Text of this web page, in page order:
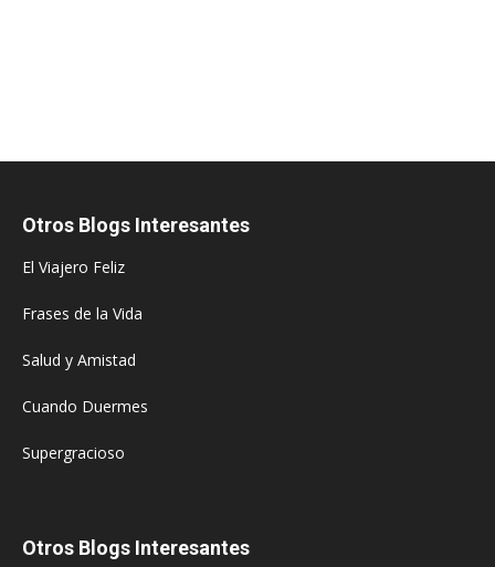
Otros Blogs Interesantes
El Viajero Feliz
Frases de la Vida
Salud y Amistad
Cuando Duermes
Supergracioso
Otros Blogs Interesantes